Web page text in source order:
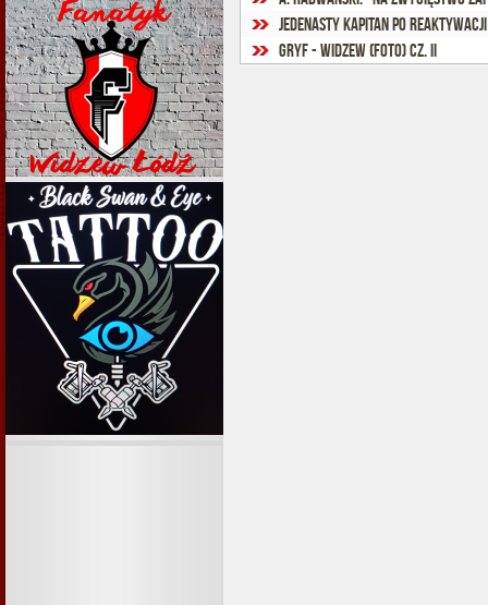
Jedenasty kapitan po reaktywacji
Gryf - Widzew (foto) cz. II